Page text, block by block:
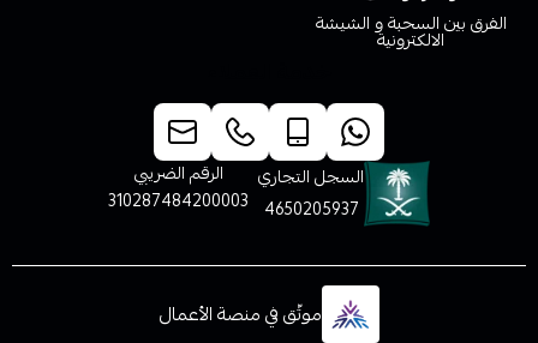
الفرق بين السحبة و الشيشة
الالكترونية
السجل التجاري
4650205937
الرقم الضريبي
310287484200003
موثّق في منصة الأعمال